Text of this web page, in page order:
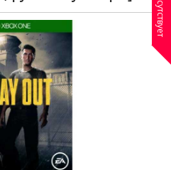
Отсутствует